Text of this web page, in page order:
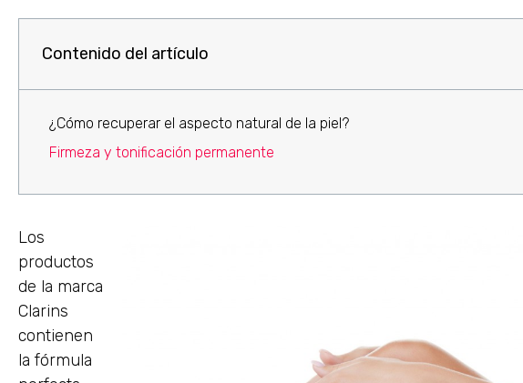
Contenido del artículo
¿Cómo recuperar el aspecto natural de la piel?
Firmeza y tonificación permanente
Los
productos
de la marca
Clarins
contienen
la fórmula